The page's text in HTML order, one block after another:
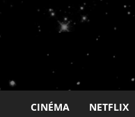
CINÉMA NETFLIX